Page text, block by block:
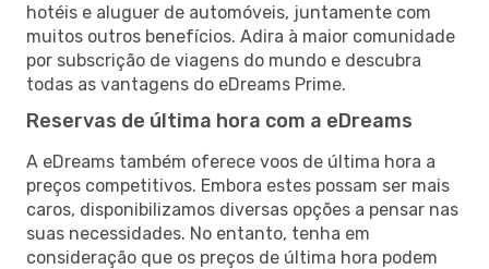
hotéis e aluguer de automóveis, juntamente com
muitos outros benefícios. Adira à maior comunidade
por subscrição de viagens do mundo e descubra
todas as vantagens do eDreams Prime.
Reservas de última hora com a eDreams
A eDreams também oferece voos de última hora a
preços competitivos. Embora estes possam ser mais
caros, disponibilizamos diversas opções a pensar nas
suas necessidades. No entanto, tenha em
consideração que os preços de última hora podem